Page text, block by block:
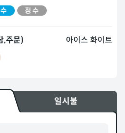
,주문) 아이스 화이트
일시불